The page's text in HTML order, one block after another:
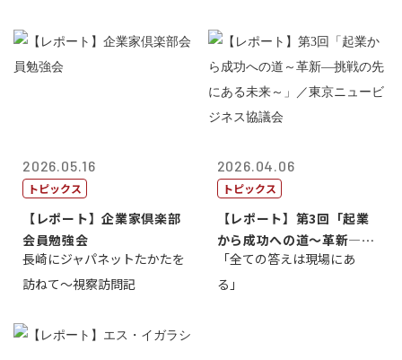
2026.05.16
トピックス
【レポート】企業家倶楽部
会員勉強会
長崎にジャパネットたかたを
訪ねて～視察訪問記
2026.04.06
トピックス
【レポート】第3回「起業
から成功への道～革新―挑
戦の先にある...
「全ての答えは現場にあ
る」